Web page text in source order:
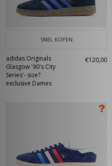
SNEL KOPEN
adidas Originals
Glasgow '90's City
Series'- size?
exclusive Dames
€120,00